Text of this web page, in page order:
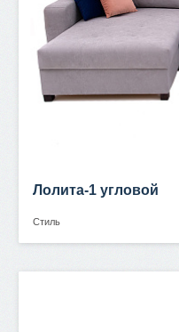
Лолита-1 угловой
Стиль